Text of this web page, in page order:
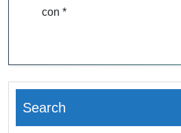
con *
Search